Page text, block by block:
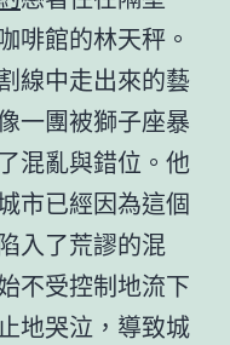
啡館的林天秤。
線中走出來的藝
一團被獅子座暴
混亂與錯位。他
市已經因為這個
入了荒謬的混
不受控制地流下
地哭泣，導致城